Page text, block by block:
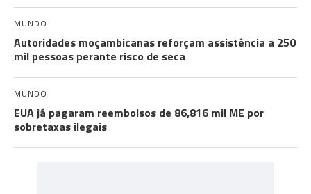
MUNDO
Autoridades moçambicanas reforçam assistência a 250
mil pessoas perante risco de seca
MUNDO
EUA já pagaram reembolsos de 86,816 mil ME por
sobretaxas ilegais